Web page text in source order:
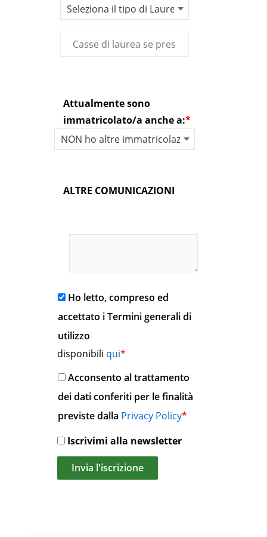
Attualmente sono
immatricolato/a anche a:*
ALTRE COMUNICAZIONI
Ho letto, compreso ed
accettato i Termini generali di
utilizzo
disponibili qui*
Acconsento al trattamento
dei dati conferiti per le finalità
previste dalla Privacy Policy*
Iscrivimi alla newsletter